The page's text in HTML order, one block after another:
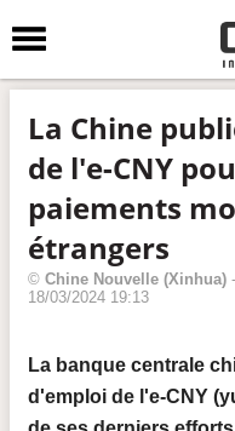
La Chine
de l'e-CNY
paiements
étrangers
© Chine Nouvelle (Xinhua) -
18/03/2024 19:13
La banque centrale
d'emploi de l'e-CNY